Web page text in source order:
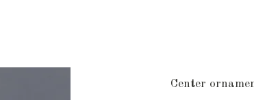
Center